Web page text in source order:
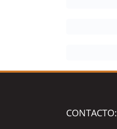
CONTACTO: